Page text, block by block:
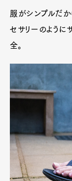
服がシンプルだか
セサリーのように
全。